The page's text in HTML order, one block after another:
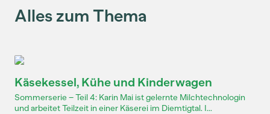
Alles zum Thema
Käsekessel, Kühe und Kinderwagen
Sommerserie – Teil 4: Karin Mai ist gelernte Milchtechnologin
und arbeitet Teilzeit in einer Käserei im Diemtigtal. I...